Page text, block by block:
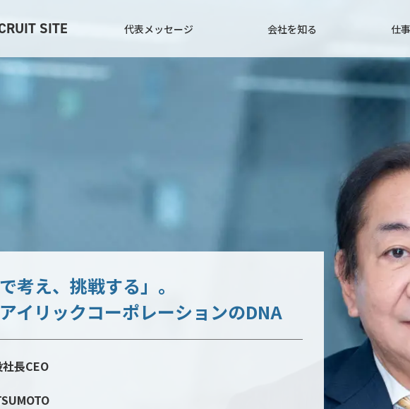
SITE 代表メッセージ 会社を知る 仕
考え、挑戦する」。
イリックコーポレーションのDNA
長CEO